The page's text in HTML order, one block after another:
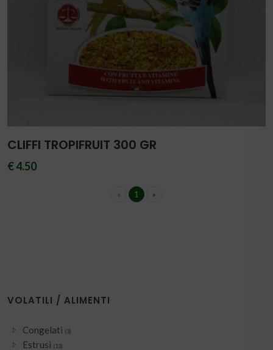
CLIFFI TROPIFRUIT 300 GR
€ 4.50
« 1 »
VOLATILI / ALIMENTI
Congelati (3)
Estrusi (13)